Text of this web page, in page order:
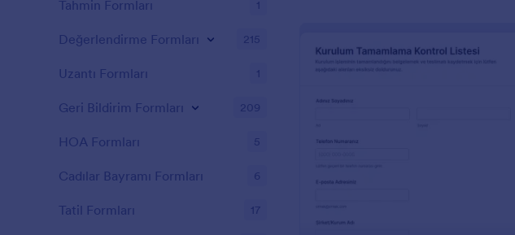
Tahmin Formları 1
Değerlendirme Formları 215
Uzantı Formları 1
Geri Bildirim Formları 209
HOA Formları 5
Cadılar Bayramı Formları 6
Tatil Formları 17